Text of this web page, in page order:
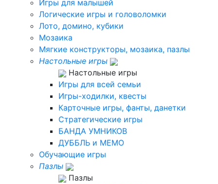
Игры для малышей
Логические игры и головоломки
Лото, домино, кубики
Мозаика
Мягкие конструкторы, мозаика, пазлы
Настольные игры
Настольные игры
Игры для всей семьи
Игры-ходилки, квесты
Карточные игры, фанты, данетки
Стратегические игры
БАНДА УМНИКОВ
ДУББЛЬ и МЕМО
Обучающие игры
Пазлы
Пазлы